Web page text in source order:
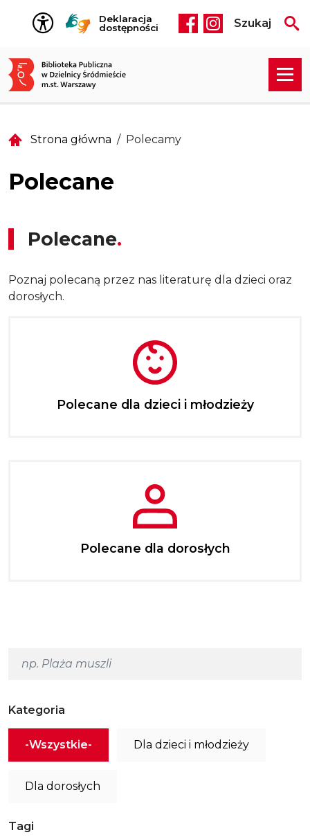
Przejdź do treści
Deklaracja
dostępności
Social media
Szukaj
Strona główna Polecamy
Polecane
Polecane
Poznaj polecaną przez nas literaturę dla dzieci oraz
dorosłych.
Polecane dla dzieci i młodzieży
Polecane dla dorosłych
Kategoria
-Wszystkie- Dla dzieci i młodzieży
Dla dorosłych
Tagi